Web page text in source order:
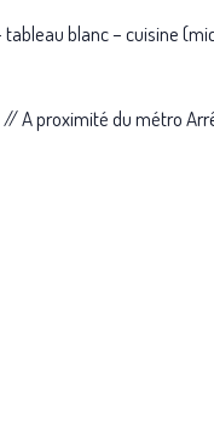
tableau blanc – cuisine
// A proximité du métro